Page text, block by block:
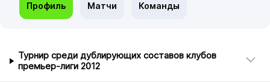
Профиль Матчи Команды
Турнир среди дублирующих составов клубов
премьер-лиги 2012